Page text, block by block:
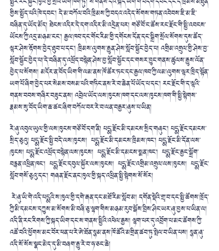
གྱིས་སྤྱོད་པའི་ཁེ་དབང་། དེ་མ་བཀོལ་བའི་ཁྲིམས་ཀྱི་བདའ་འདེད་སོགས་གཏན་འབེབས་ཇི་མ་ཇི་
བཞིན་དུ་ཡོད་མོད། ཐེངས་འདིར་དེ་དག་འདིར་མི་འདྲེན་པར། གཙོ་བོ་ང་ཚོས་རང་རྫོང་གི་སྤྱི་འབངས་
ཡོངས་ཀྱི་འདྲ་མཉམ་ངང་། རྒྱལ་ཁབ་དང་གོང་རིམ་གྱི་དགོངས་དོན་དང་སྒྲིག་སྲོལ་སོགས་དུས་ཚོད་
ལྟར་ཤེས་རྟོགས་བྱེད་ཐུབ་པ་དང་། ཁྲིམས་ལུགས་རྒྱུན་ཤེས་སློབ་སྦྱོང་བྱེད་པ། འགྲིམ་འགྲུལ་གྱི་ཤེས་བྱ་
སློབ་སྦྱོང་བྱེད་པ།་དེ་བཞིན་དུ་འཕྲོད་བསྟེན་ཤེས་བྱ་སློབ་སྦྱོང་དང་གསར་བྱུང་གནས་ཚུལས་རྒྱུས་ལོན་
བྱེད་པ་སོགས། མདོར་ན་བོད་ཡིག་གི་ལམ་ནས་ཁོ་ཚོར་ཏང་དང་རྒྱལ་ཁབ་ཀྱི་ལམ་ལུགས་ལྟར་ཁྲིད་སྟོན་
ཡག་པོ་ཞིག་བྱེད་པར་སེམས་བསམ་པའི་གཏིང་ནས་རེ་བ་ཆེན་པོ་ཡོད་པ་དང་། རང་རྫོང་གི་ད་ལྟའི་
གནས་བབས་གཞིར་བཟུང་ནས། འབྲེལ་ཡོད་ལས་ཁུངས་ཁག་དང་ལས་ཁུངས་ཁག་གི་སྤྱི་སྟེགས་
རྣམས་སུ་བོད་ཡིག་ཆ་ཚང་ཞིག་བཀོལ་བར་རེ་བ་ལན་བརྒྱར་ཞུས་པ་ཡིན།
རེ་ཞུ་འབུལ་ཡུལ་གྱི་ལས་ཁུངས་གཙོ་བོ་དག་ནི། པདྨ་རྫོང་མི་དམངས་སྲིད་གཞུང་། པདྨ་རྫོང་དམངས་
སྲིད་ཅུའུ། པདྨ་རྫོང་སྤྱི་བདེ་ལས་ཁུངས། པདྨ་རྫོང་མི་དམངས་ཁྲིམས་ཁང་། པདྨ་རྫོང་མི་དོན་ལས་
ཁུངས། པདྨ་རྫོང་འཕྲོད་བསྟེན་ལས་ཁུངས། པདྨ་རྫོང་མི་དམངས་སྨན་ཁང་། པདྨ་རྫོང་རྒྱང་སྒྲོག་
བརྙན་འཕྲིན་ཁང་། པདྨ་རྫོང་དབུལ་སྐྱོར་ལས་ཁུངས། པདྨ་རྫོང་འགྲིམ་འགྲུལ་ལས་ཁུངས། པདྨ་རྫོང་
སློབ་གསོ་ཅུའུ་དང་། གཞན་རྫོང་ནང་ཁུལ་གྱི་སྐད་འཕྲིན་སྤྱི་སྟེགས་སོ་སོར།
རེ་ཞུ་ཡི་གེ་འདི་པདྨའི་ས་ཁུལ་གྱི་དགེ་རྒན་དང་མཐོ་རིམ་སློབ་མ། དགོན་སྡེའི་གྲྭ་བ་དང་སྤྱི་ཚོགས་ཁྲོད་
ཀྱི་མི་དམངས་དཀྱུས་མ་སོགས་མི་བཞི་ཅུ་ལྷག་གིས་མཉམ་རུབ་སྒོས་བྲིས་ཤིང་ཡར་ཞུ་བྱས་པ་ཡིན་ལ།
འདི་ནི་རང་རིགས་ཀྱི་སྐད་ཡིག་དང་ས་གནས་སྤྱིའི་འཕེལ་རྒྱས། ལྷག་པར་དུ་འབྲོག་པ་མང་ཚོགས་ཀྱི་
འཚོ་བའི་ཕྱོགས་མང་བོར་ཕན་པ་རེ་ཨེ་ཐོན་སྙམ་ནས་ཁོ་ཚོའི་མགྲིན་ཚབ་ཏུ་སྤེལ་བ་ཡིན་པས། སྙན་ཞུ་
འདི་སོ་སོས་སྣང་མེད་དུ་མི་བཞག་རྒྱུ་རེ་བ་ཧ་ཅང་ཆེ།